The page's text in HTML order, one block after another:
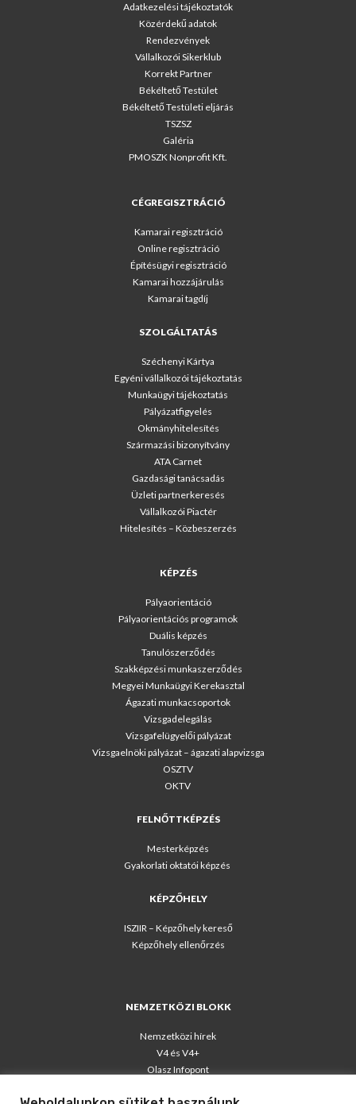
Adatkezelési tájékoztatók
Közérdekű adatok
Rendezvények
Vállalkozói Sikerklub
Korrekt Partner
Békéltető Testület
Békéltető Testületi eljárás
TSZSZ
Galéria
PMOSZK Nonprofit Kft.
CÉGREGISZTRÁCIÓ
Kamarai regisztráció
Online regisztráció
Építésügyi regisztráció
Kamarai hozzájárulás
Kamarai tagdíj
SZOLGÁLTATÁS
Széchenyi Kártya
Egyéni vállalkozói tájékoztatás
Munkaügyi tájékoztatás
Pályázatfigyelés
Okmányhitelesítés
Származási bizonyítvány
ATA Carnet
Gazdasági tanácsadás
Üzleti partnerkeresés
Vállalkozói Piactér
Hitelesítés – Közbeszerzés
KÉPZÉS
Pályaorientáció
Pályaorientációs programok
Duális képzés
Tanulószerződés
Szakképzési munkaszerződés
Megyei Munkaügyi Kerekasztal
Ágazati munkacsoportok
Vizsgadelegálás
Vizsgafelügyelői pályázat
Vizsgaelnöki pályázat – ágazati alapvizsga
OSZTV
OKTV
FELNŐTTKÉPZÉS
Mesterképzés
Gyakorlati oktatói képzés
KÉPZŐHELY
ISZIIR – Képzőhely kereső
Képzőhely ellenőrzés
NEMZETKÖZI BLOKK
Nemzetközi hírek
V4 és V4+
Olasz Infopont